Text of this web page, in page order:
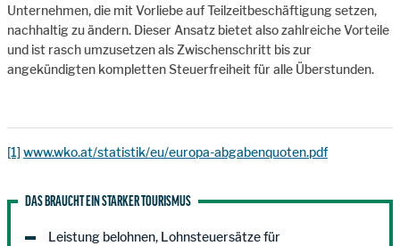
Unternehmen, die mit Vorliebe auf Teilzeitbeschäftigung setzen,
nachhaltig zu ändern. Dieser Ansatz bietet also zahlreiche Vorteile
und ist rasch umzusetzen als Zwischenschritt bis zur
angekündigten kompletten Steuerfreiheit für alle Überstunden.
[1] www.wko.at/statistik/eu/europa-abgabenquoten.pdf
DAS BRAUCHT EIN STARKER TOURISMUS
Leistung belohnen, Lohnsteuersätze für